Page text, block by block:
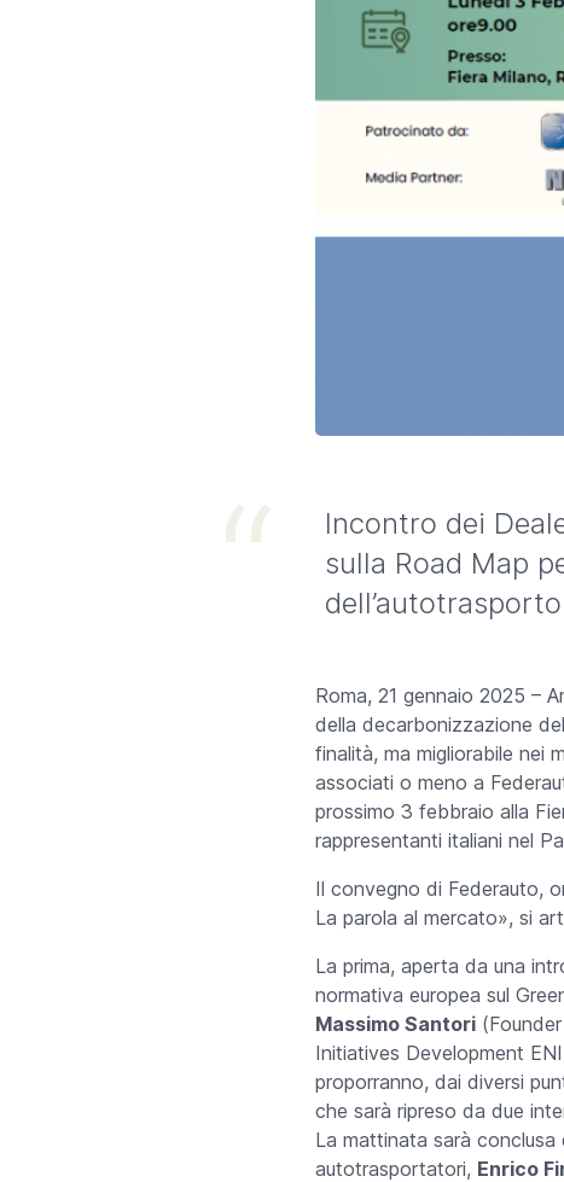
Incontro dei
sulla Road Map
dell’autotrasporto
Roma, 21 gennaio 2025 –
della decarbonizzazione
finalità, ma migliorabile nei
associati o meno a
prossimo 3 febbraio alla
rappresentanti italiani nel
Il convegno di Federauto,
La parola al mercato», si
La prima, aperta da una
normativa europea sul
Massimo Santori (Founder
Initiatives Development ENI
proporranno, dai diversi
che sarà ripreso da due
La mattinata sarà conclusa
autotrasportatori, Enrico